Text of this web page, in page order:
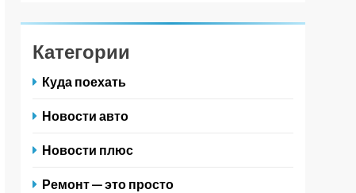
Категории
Куда поехать
Новости авто
Новости плюс
Ремонт — это просто